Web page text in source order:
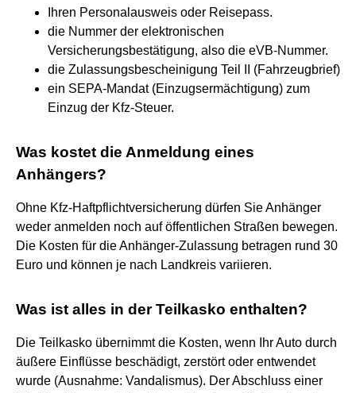
Ihren Personalausweis oder Reisepass.
die Nummer der elektronischen
Versicherungsbestätigung, also die eVB-Nummer.
die Zulassungsbescheinigung Teil II (Fahrzeugbrief)
ein SEPA-Mandat (Einzugsermächtigung) zum
Einzug der Kfz-Steuer.
Was kostet die Anmeldung eines
Anhängers?
Ohne Kfz-Haftpflichtversicherung dürfen Sie Anhänger
weder anmelden noch auf öffentlichen Straßen bewegen.
Die Kosten für die Anhänger-Zulassung betragen rund 30
Euro und können je nach Landkreis variieren.
Was ist alles in der Teilkasko enthalten?
Die Teilkasko übernimmt die Kosten, wenn Ihr Auto durch
äußere Einflüsse beschädigt, zerstört oder entwendet
wurde (Ausnahme: Vandalismus). Der Abschluss einer